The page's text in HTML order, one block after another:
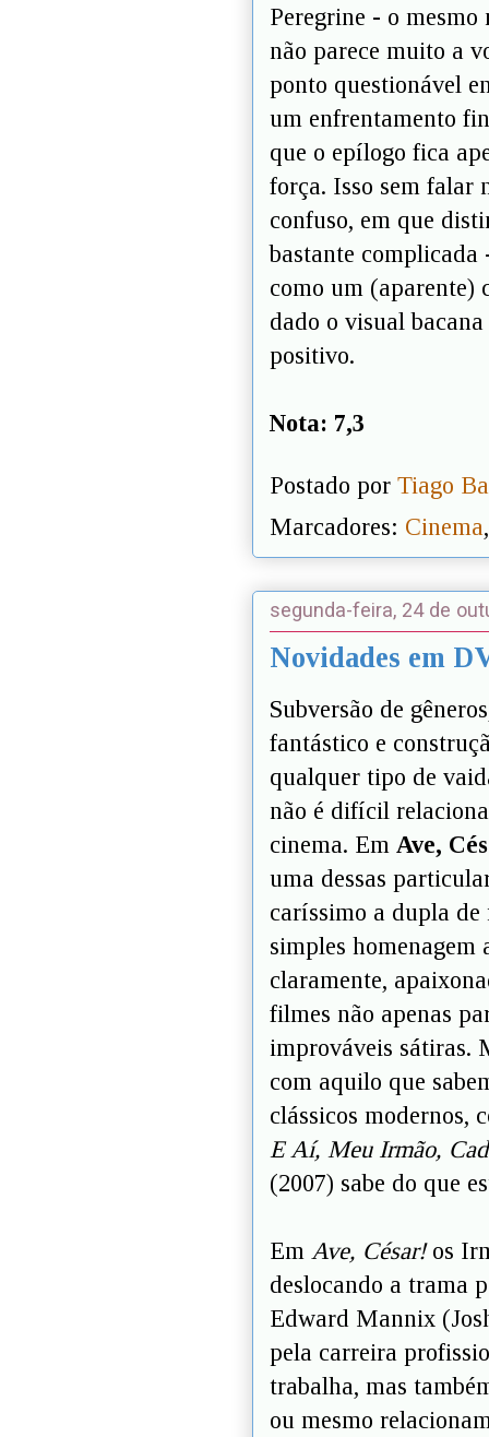
Peregrine - o
não parece muito a
ponto questionável
um enfrentamento
que o epílogo fica
força. Isso sem falar
confuso, em que
bastante complicada
como um (aparente)
dado o visual bacana
positivo.
Nota: 7,3
Postado por Tiago
Marcadores: Cinema
segunda-feira, 24 de
Novidades em
Subversão de
fantástico e
qualquer tipo de
não é difícil
cinema. Em Ave,
uma dessas
caríssimo a dupla
simples homenagem
claramente,
filmes não apenas
improváveis sátiras.
com aquilo que
clássicos modernos,
E Aí, Meu Irmão,
(2007) sabe do que
Em Ave, César!os
deslocando a trama
Edward Mannix
pela carreira
trabalha, mas
ou mesmo